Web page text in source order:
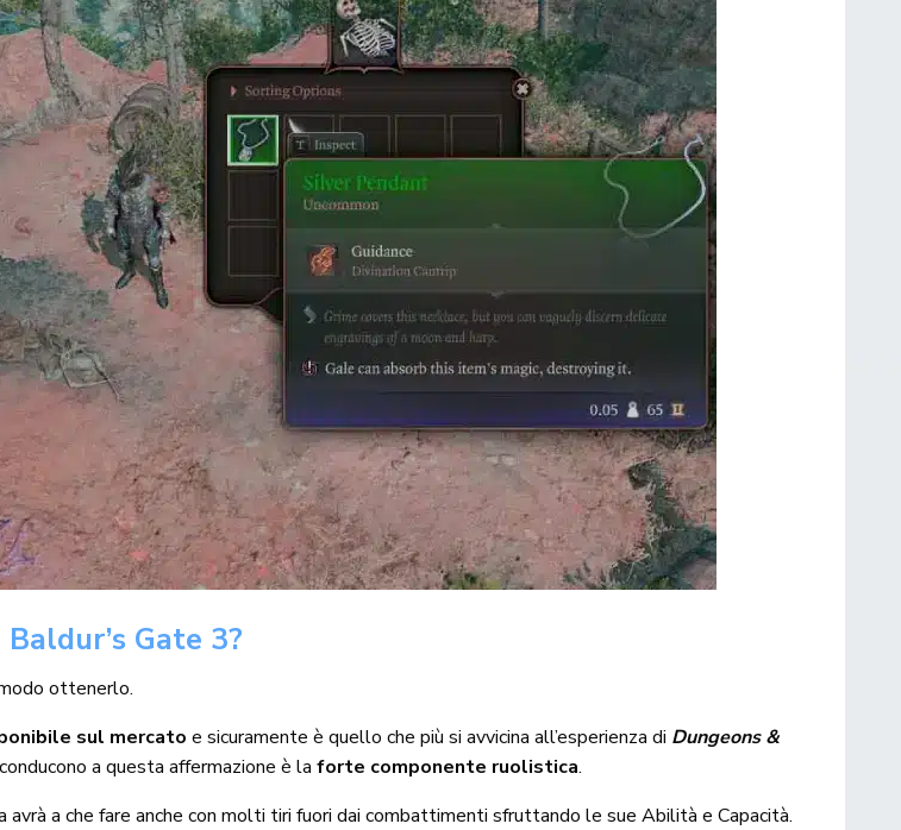
Gate 3?
ottenerlo.
sul mercato e sicuramente è quello che più si avvicina all’esperienza di Dungeons &
a questa affermazione è la forte componente ruolistica.
a che fare anche con molti tiri fuori dai combattimenti sfruttando le sue Abilità e Capacità.